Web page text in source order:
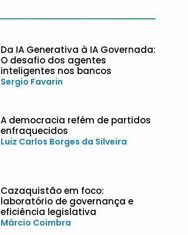
Da IA Generativa à IA Governada:
O desafio dos agentes
inteligentes nos bancos
Sergio Favarin
A democracia refém de partidos
enfraquecidos
Luiz Carlos Borges da Silveira
Cazaquistão em foco:
laboratório de governança e
eficiência legislativa
Márcio Coimbra